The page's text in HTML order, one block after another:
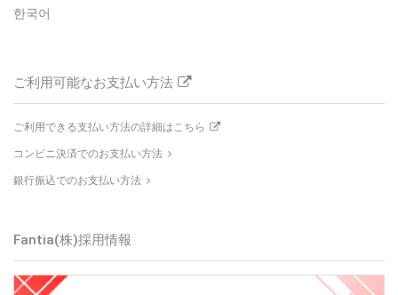
한국어
ご利用可能なお支払い方法
ご利用できる支払い方法の詳細はこちら
コンビニ決済でのお支払い方法
銀行振込でのお支払い方法
Fantia(株)採用情報